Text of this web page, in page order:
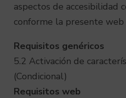
aspectos de accesibilidad
conforme la presente
Requisitos genéricos
5.2 Activación de
(Condicional)
Requisitos web